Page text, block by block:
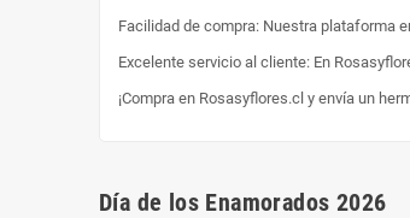
Facilidad de compra: Nuestra plataforma
Excelente servicio al cliente: En
¡Compra en Rosasyflores.cl y envía un
Día de los Enamorados 2026